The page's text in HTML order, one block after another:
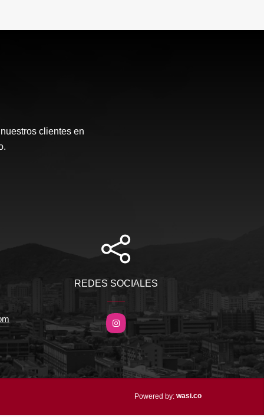
clientes en
REDES SOCIALES
Instagram
Powered by: wasi.co